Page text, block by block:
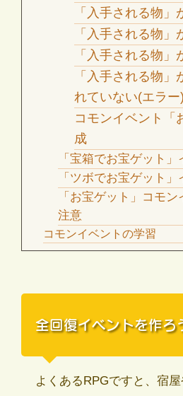
「入手される物
「入手される物
「入手される物
「入手される物」
れていない(エラ
コモンイベント「
成
「宝箱でお宝ゲット
「ツボでお宝ゲット
「お宝ゲット」コモ
注意
コモンイベントの学習
全回復イベントを作ろ
よくあるRPGですと、宿